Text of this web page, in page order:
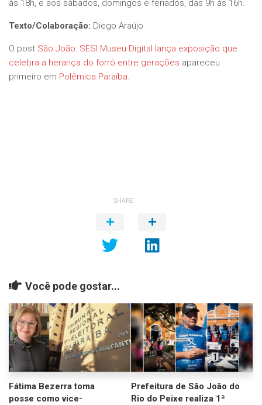
às 18h, e aos sábados, domingos e feriados, das 9h às 16h.
Texto/Colaboração: Diego Araújo
O post São João: SESI Museu Digital lança exposição que
celebra a herança do forró entre gerações apareceu
primeiro em Polêmica Paraíba.
SHARE
Você pode gostar...
Fátima Bezerra toma
posse como vice-
Prefeitura de São João do
Rio do Peixe realiza 1ª